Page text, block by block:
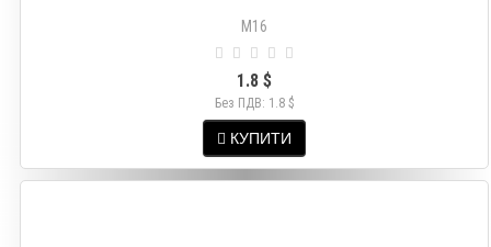
М16
1.8 $
Без ПДВ: 1.8 $
КУПИТИ